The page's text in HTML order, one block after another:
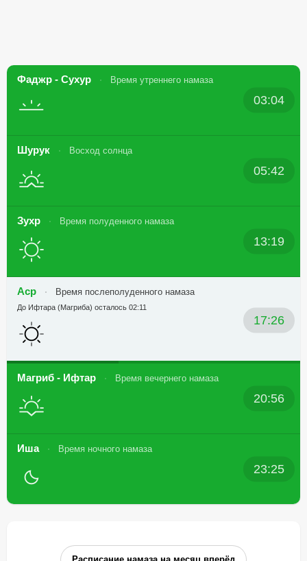
Фаджр - Сухур Время утреннего намаза
03:04
Шурук Восход солнца
05:42
Зухр Время полуденного намаза
13:19
Аср Время послеполуденного намаза
17:26
До Ифтара (Магриба) осталось 02:11
Магриб - Ифтар Время вечернего намаза
20:56
Иша Время ночного намаза
23:25